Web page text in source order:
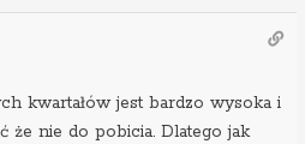
kwartałów jest bardzo wysoka i
że nie do pobicia. Dlatego jak